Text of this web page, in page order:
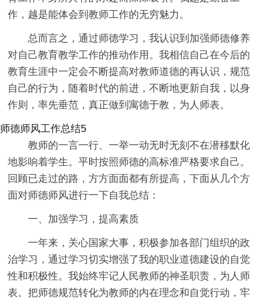
作，越是能体会到教师工作的无穷魅力。
总而言之，通过师德学习，我认识到加强师德修养
对自己教育教学工作的推动作用。我相信自己在今后的
教育生涯中一定会不断提高对教师道德的再认识，规范
自己的行为，随着时代的前进，不断地更新自我，以身
作则，率先垂范，真正做到寓德于教，为人师表。
师德师风工作总结5
教师的一言一行、一举一动无时无刻不在潜移默化
地影响着学生。平时按照师德的高标准严格要求自己。
回顾已走过的路，方方面面都有所提高，下面从几个方
面对师德师风进行一下自我总结：
一、加强学习，提高素质
一年来，关心国家大事，积极参加各部门组织的政
治学习，通过学习切实增强了我的职业道德建设的自觉
性和积极性。我始终牢记人民教师的神圣职责，为人师
表。把师德规范转化为教师的内在理念和自觉行动，牢